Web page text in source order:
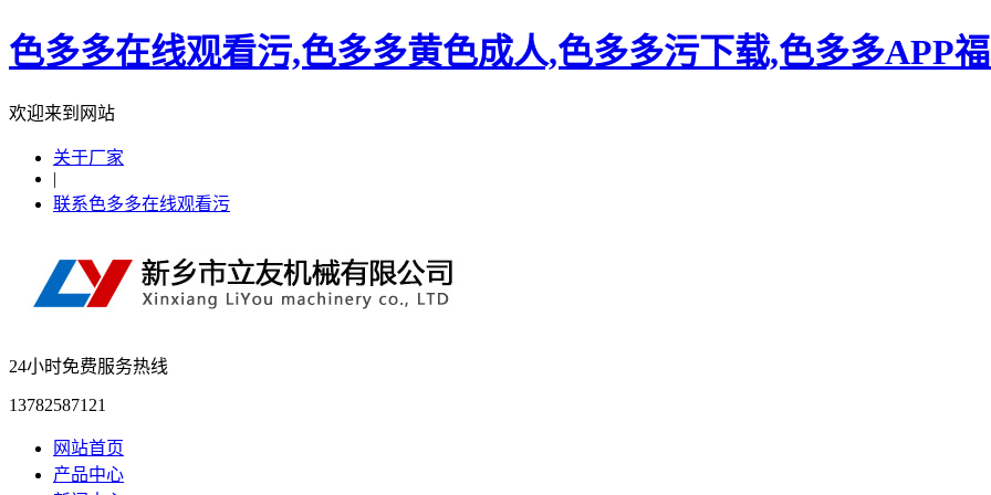
色多多在线观看污,色多多黄色成人,色多多污下载,色多多APP
欢迎来到网站
关于厂家
|
联系色多多在线观看污
24小时免费服务热线
13782587121
网站首页
产品中心